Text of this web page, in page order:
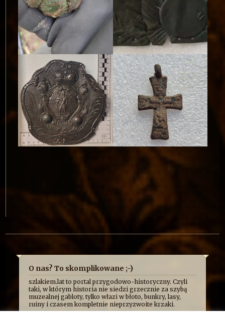
O nas? To skomplikowane ;-)
szlakiem.lat to portal przygodowo-historyczny. Czyli
taki, w którym historia nie siedzi grzecznie za szybą
muzealnej gabloty, tylko włazi w błoto, bunkry, lasy,
ruiny i czasem kompletnie nieprzyzwoite krzaki.